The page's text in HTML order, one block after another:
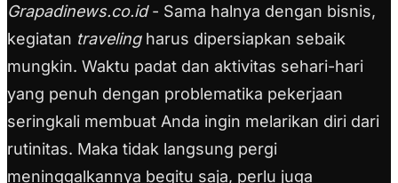
Grapadinews.co.id- Sama halnya dengan bisnis,
kegiatan travelingharus dipersiapkan sebaik
mungkin. Waktu padat dan aktivitas sehari-hari
yang penuh dengan problematika pekerjaan
seringkali membuat Anda ingin melarikan diri dari
rutinitas. Maka tidak langsung pergi
meninggalkannya begitu saja, perlu juga